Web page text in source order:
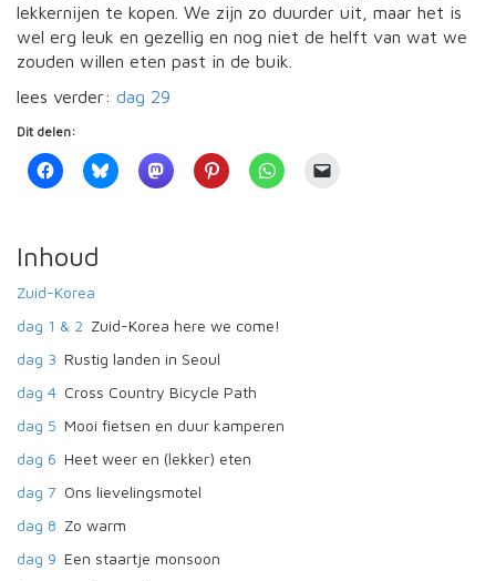
lekkernijen te kopen. We zijn zo duurder uit, maar het is
wel erg leuk en gezellig en nog niet de helft van wat we
zouden willen eten past in de buik.
lees verder: dag 29
Dit delen:
Inhoud
Zuid-Korea
dag 1 & 2 Zuid-Korea here we come!
dag 3 Rustig landen in Seoul
dag 4 Cross Country Bicycle Path
dag 5 Mooi fietsen en duur kamperen
dag 6 Heet weer en (lekker) eten
dag 7 Ons lievelingsmotel
dag 8 Zo warm
dag 9 Een staartje monsoon